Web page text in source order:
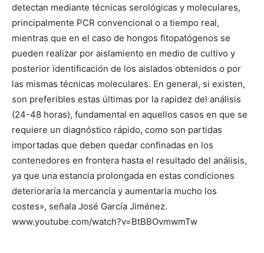
detectan mediante técnicas serológicas y moleculares,
principalmente PCR convencional o a tiempo real,
mientras que en el caso de hongos fitopatógenos se
pueden realizar por aislamiento en medio de cultivo y
posterior identificación de los aislados obtenidos o por
las mismas técnicas moleculares. En general, si existen,
son preferibles estas últimas por la rapidez del análisis
(24-48 horas), fundamental en aquellos casos en que se
requiere un diagnóstico rápido, como son partidas
importadas que deben quedar confinadas en los
contenedores en frontera hasta el resultado del análisis,
ya que una estancia prolongada en estas condiciones
deterioraría la mercancía y aumentaría mucho los
costes», señala José García Jiménez.
www.youtube.com/watch?v=BtBBOvmwmTw